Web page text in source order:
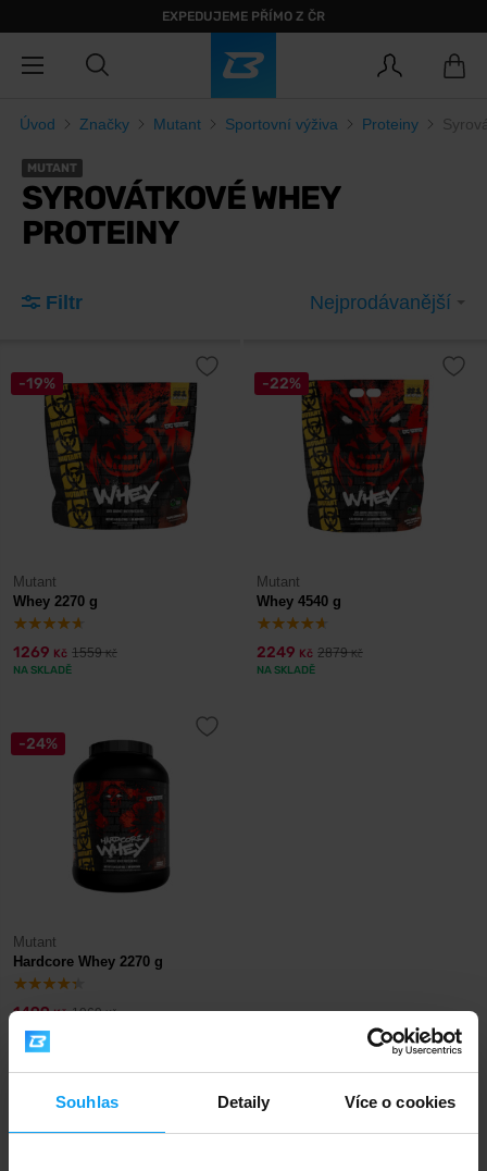
Souhlas Detaily Více o cookies
EXPEDUJEME PŘÍMO Z ČR
Úvod Značky Mutant Sportovní výživa Proteiny
MUTANT
SYROVÁTKOVÉ WHEY
PROTEINY
Filtr Nejprodávanější
-19%
Mutant
Whey 2270 g
1269 Kč 1559Kč
NA SKLADĚ
-22%
Mutant
Whey 4540 g
2249 Kč 2879Kč
NA SKLADĚ
-24%
Mutant
Hardcore Whey 2270 g
1499Kč 1969Kč
NENÍ SKLADEM
Rychlé doručení